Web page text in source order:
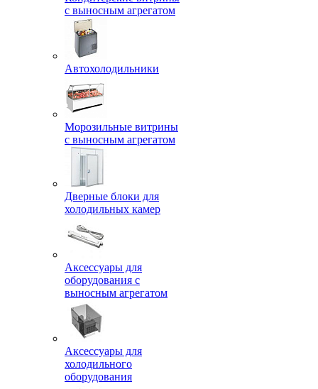
с выносным агрегатом
Автохолодильники
Морозильные витрины
с выносным агрегатом
Дверные блоки для
холодильных камер
Аксессуары для
оборудования с
выносным агрегатом
Аксессуары для
холодильного
оборудования